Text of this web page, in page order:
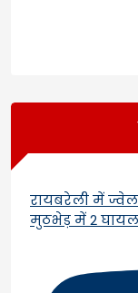
रायबरेली में
मुठभेड़ में 2 घायल